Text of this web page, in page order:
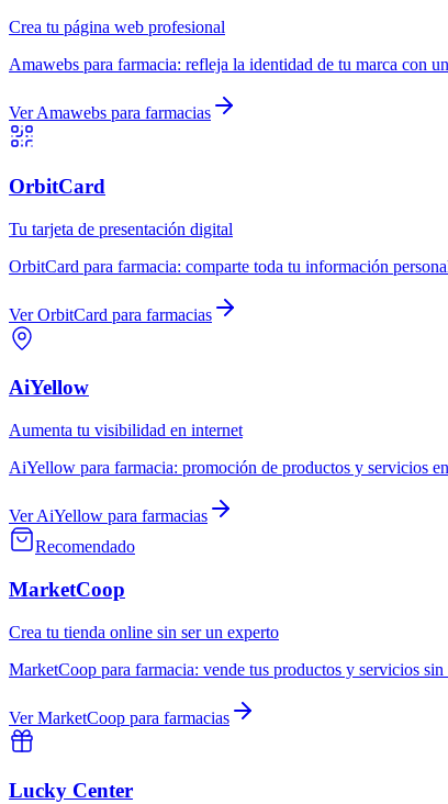
Crea tu página web profesional
Amawebs para farmacia: refleja la identidad de tu marca con
VerAmawebs para farmacias
OrbitCard
Tu tarjeta de presentación digital
OrbitCard para farmacia: comparte toda tu información
VerOrbitCard para farmacias
AiYellow
Aumenta tu visibilidad en internet
AiYellow para farmacia: promoción de productos y servicios
VerAiYellow para farmacias
Recomendado
MarketCoop
Crea tu tienda online sin ser un experto
MarketCoop para farmacia: vende tus productos y servicios
VerMarketCoop para farmacias
Lucky Center